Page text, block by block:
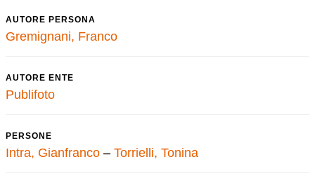
AUTORE PERSONA
Gremignani, Franco
AUTORE ENTE
Publifoto
PERSONE
Intra, Gianfranco – Torrielli, Tonina